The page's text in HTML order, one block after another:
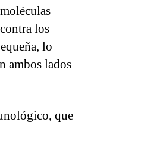
los
lo
ambos lados
que